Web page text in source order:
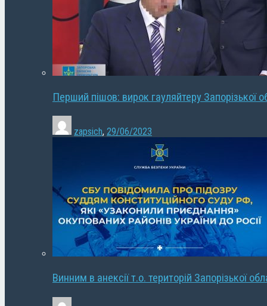
Перший пішов: вирок гауляйтеру Запорізької
zapsich, 29/06/2023
Винним в анексії т.о. територій Запорізької